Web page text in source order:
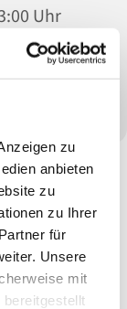
zu
anbieten
zu
zu Ihrer
für
Unsere
mit
Uhr
Str. 9,
Hilfe gegen
Die Hilfe erfolgt
des